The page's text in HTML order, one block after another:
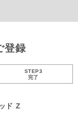
登録
STEP3
完了
ド Z